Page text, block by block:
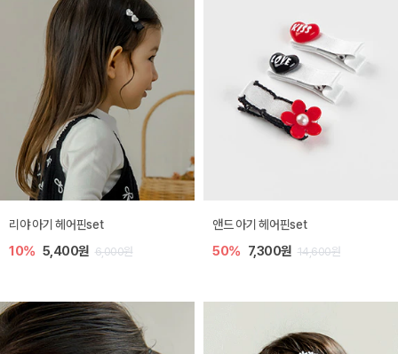
리야 아기 헤어핀set
10% 5,400원 6,000원
앤드 아기 헤어핀set
50% 7,300원 14,600원